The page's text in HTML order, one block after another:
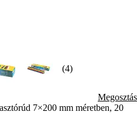
(4)
Megosztás
7×200 mm méretben, 20